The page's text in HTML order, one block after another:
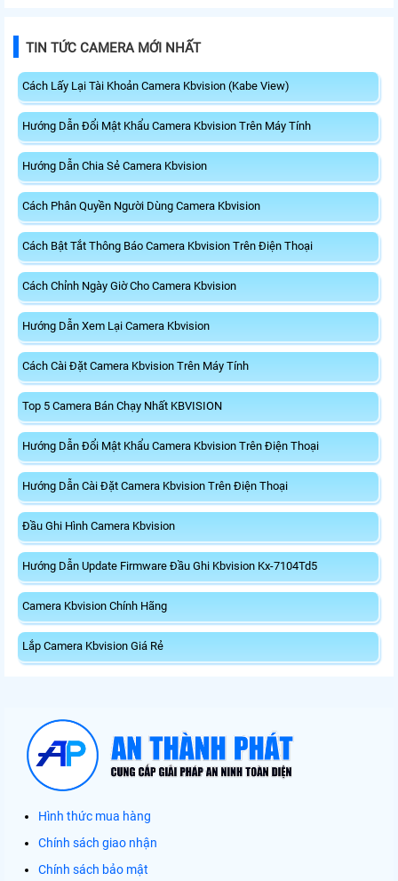
TIN TỨC CAMERA MỚI NHẤT
Cách Lấy Lại Tài Khoản Camera Kbvision (Kabe View)
Hướng Dẫn Đổi Mật Khẩu Camera Kbvision Trên Máy Tính
Hướng Dẫn Chia Sẻ Camera Kbvision
Cách Phân Quyền Người Dùng Camera Kbvision
Cách Bật Tắt Thông Báo Camera Kbvision Trên Điện Thoại
Cách Chỉnh Ngày Giờ Cho Camera Kbvision
Hướng Dẫn Xem Lại Camera Kbvision
Cách Cài Đặt Camera Kbvision Trên Máy Tính
Top 5 Camera Bán Chạy Nhất KBVISION
Hướng Dẫn Đổi Mật Khẩu Camera Kbvision Trên Điện Thoại
Hướng Dẫn Cài Đặt Camera Kbvision Trên Điện Thoại
Đầu Ghi Hình Camera Kbvision
Hướng Dẫn Update Firmware Đầu Ghi Kbvision Kx-7104Td5
Camera Kbvision Chính Hãng
Lắp Camera Kbvision Giá Rẻ
Hình thức mua hàng
Chính sách giao nhận
Chính sách bảo mật